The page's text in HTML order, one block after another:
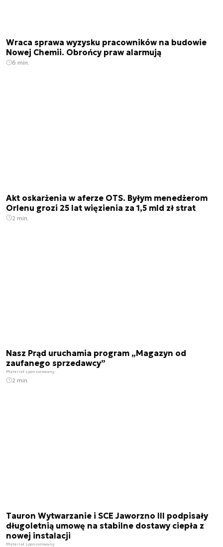
Wraca sprawa wyzysku pracowników na budowie
Nowej Chemii. Obrońcy praw alarmują
6 min.
Akt oskarżenia w aferze OTS. Byłym menedżerom
Orlenu grozi 25 lat więzienia za 1,5 mld zł strat
2 min.
Nasz Prąd uruchamia program „Magazyn od
zaufanego sprzedawcy”
Materiał sponsorowany
2 min.
Tauron Wytwarzanie i SCE Jaworzno III podpisały
długoletnią umowę na stabilne dostawy ciepła z
nowej instalacji
Materiał sponsorowany